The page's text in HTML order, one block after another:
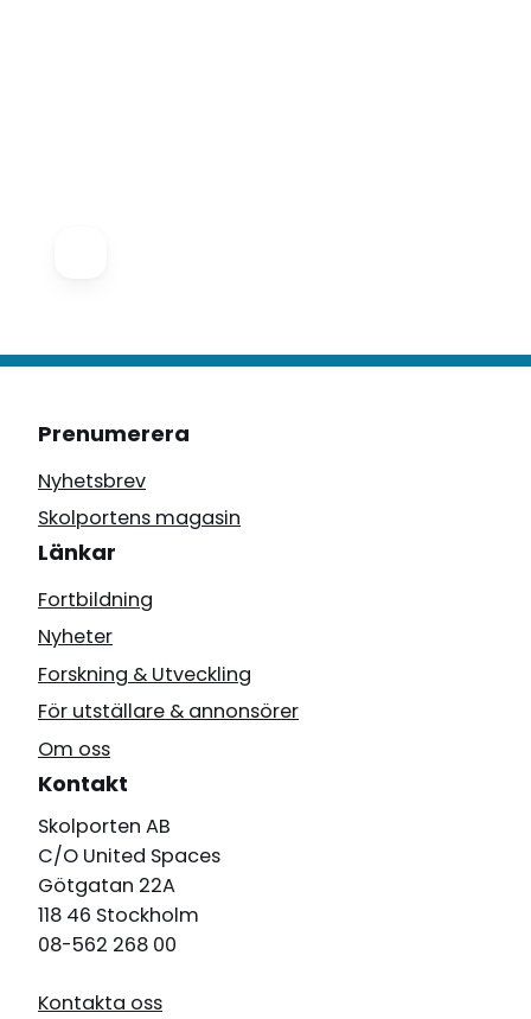
Prenumerera
Nyhetsbrev
Skolportens magasin
Länkar
Fortbildning
Nyheter
Forskning & Utveckling
För utställare & annonsörer
Om oss
Kontakt
Skolporten AB
C/O United Spaces
Götgatan 22A
118 46 Stockholm
08-562 268 00
Kontakta oss